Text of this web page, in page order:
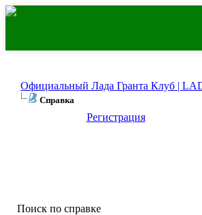
Официальный Лада Гранта Клуб |
Справка
Регистрация
Поиск по справке